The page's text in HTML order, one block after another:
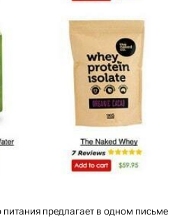
предлагает в одном письме